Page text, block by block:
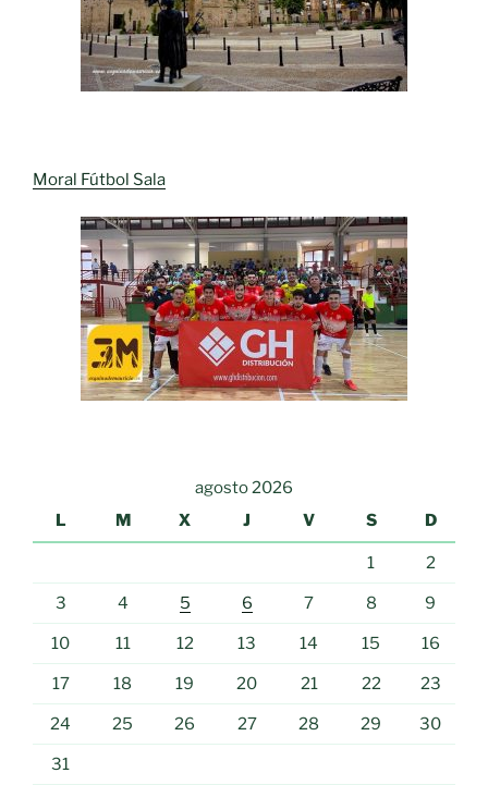
Moral Fútbol Sala
agosto 2026
L
M X J V S D
1 2
3 4 5 6 7 8 9
10 11 12 13 14 15 16
17 18 19 20 21 22 23
24 25 26 27 28 29 30
31